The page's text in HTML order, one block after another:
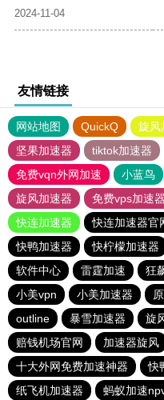
2024-11-04
友情链接
网站地图 QuickQ 旋风
坚果加速器
tiktok加速器
免费vqn外网加速
小蓝鸟
旋风加速器
免费vps加速
快连加速器
快连加速器官
快鸭加速器
快柠檬加速器
软件中心
雷霆加速 狂
小美vpn
小美加速器
outline
暴雪加速器 旋
赔钱机场官网
加速器旋风
十大外网免费加速神器
快
纸飞机加速器
蚂蚁加速